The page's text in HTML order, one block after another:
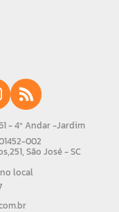
- 4º Andar -Jardim
002
São José - SC
local